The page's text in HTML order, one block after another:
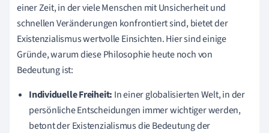
einer Zeit, in der viele Menschen mit Unsicherheit und
schnellen Veränderungen konfrontiert sind, bietet der
Existenzialismus wertvolle Einsichten. Hier sind einige
Gründe, warum diese Philosophie heute noch von
Bedeutung ist:
Individuelle Freiheit: In einer globalisierten Welt, in der
persönliche Entscheidungen immer wichtiger werden,
betont der Existenzialismus die Bedeutung der